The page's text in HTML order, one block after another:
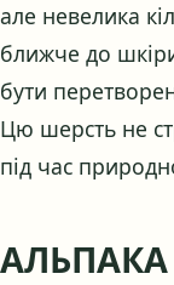
але невелика
ближче до
бути
Цю шерсть не
під час
АЛЬПАКА